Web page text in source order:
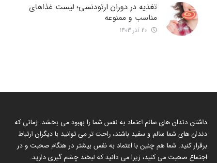
تغذیه در دوران ارتودنسی؛ لیست غذاهای
مناسب و ممنوعه
داشتن دندان های سالم اعتماد به نفس شما را بهبود می بخشد. زمانی که
دندان های شما سالم و سفید باشند، راحت تر می توانید با دیگران ارتباط
برقرار کنید. شما هم چنین با اعتماد به نفس بیشتر در هنگام صحبت و در
اجتماع صحبت می کنید، زیرا می دانید که لبخند چشم گیری دارید.